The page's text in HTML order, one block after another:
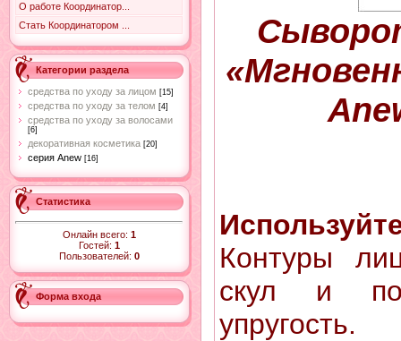
О работе Координатор...
Стать Координатором ...
Категории раздела
средства по уходу за лицом [15]
средства по уходу за телом [4]
средства по уходу за волосами
[6]
декоративная косметика [20]
серия Anew [16]
Статистика
Онлайн всего: 1
Гостей: 1
Пользователей: 0
Форма входа
Контуры
cкул и
упругость.